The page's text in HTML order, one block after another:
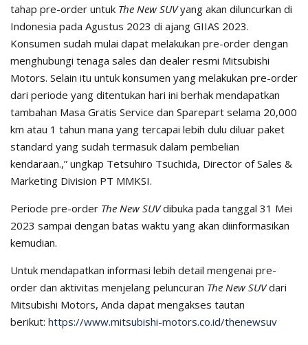
tahap pre-order untuk The New SUVyang akan diluncurkan di
Indonesia pada Agustus 2023 di ajang GIIAS 2023.
Konsumen sudah mulai dapat melakukan pre-order dengan
menghubungi tenaga sales dan dealer resmi Mitsubishi
Motors. Selain itu untuk konsumen yang melakukan pre-order
dari periode yang ditentukan hari ini berhak mendapatkan
tambahan Masa Gratis Service dan Sparepart selama 20,000
km atau 1 tahun mana yang tercapai lebih dulu diluar paket
standard yang sudah termasuk dalam pembelian
kendaraan.,” ungkap Tetsuhiro Tsuchida, Director of Sales &
Marketing Division PT MMKSI.
Periode pre-order The New SUVdibuka pada tanggal 31 Mei
2023 sampai dengan batas waktu yang akan diinformasikan
kemudian.
Untuk mendapatkan informasi lebih detail mengenai pre-
order dan aktivitas menjelang peluncuran The New SUVdari
Mitsubishi Motors, Anda dapat mengakses tautan
berikut: https://www.mitsubishi-motors.co.id/thenewsuv